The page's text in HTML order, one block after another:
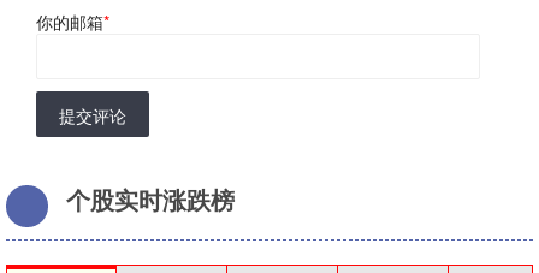
你的邮箱*
提交评论
个股实时涨跌榜